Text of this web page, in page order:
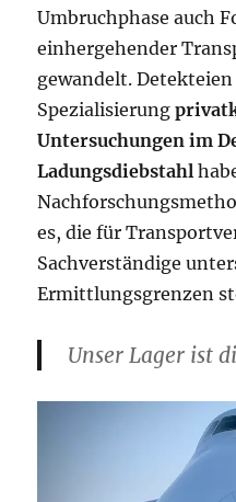
Umbruchphase auch
einhergehender
gewandelt.
Spezialisierung
Untersuchungen im
Ladungsdiebstahl
es, die für
Sachverständige
Ermittlungsgrenzen
Unser Lager ist